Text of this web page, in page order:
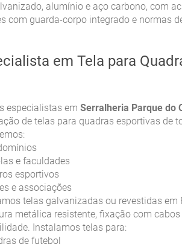
alumínio e aço carbono, com
com guarda-corpo integrado e normas
em Tela para
especialistas em Serralheria Parque do
de telas para quadras esportivas de
e faculdades
esportivos
e associações
telas galvanizadas ou revestidas em
metálica resistente, fixação com
Instalamos telas para:
de futebol